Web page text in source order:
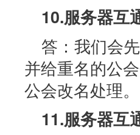
10.服务器互
答：我们会
并给重名的公
公会改名处理。
11.服务器互